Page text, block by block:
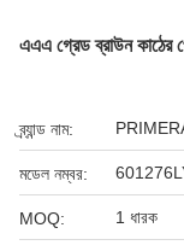
এএএ গ্রেড ব্রাউন
ব্র্যান্ড নাম:
মডেল নম্বর:
MOQ: 1 ধারক